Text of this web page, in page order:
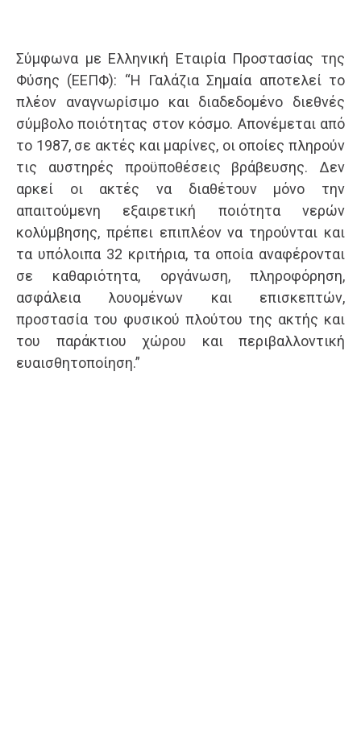
Σύμφωνα με Ελληνική Εταιρία Προστασίας της
Φύσης (ΕΕΠΦ): “Η Γαλάζια Σημαία αποτελεί το
πλέον αναγνωρίσιμο και διαδεδομένο διεθνές
σύμβολο ποιότητας στον κόσμο. Απονέμεται από
το 1987, σε ακτές και μαρίνες, οι οποίες πληρούν
τις αυστηρές προϋποθέσεις βράβευσης. Δεν
αρκεί οι ακτές να διαθέτουν μόνο την
απαιτούμενη εξαιρετική ποιότητα νερών
κολύμβησης, πρέπει επιπλέον να τηρούνται και
τα υπόλοιπα 32 κριτήρια, τα οποία αναφέρονται
σε καθαριότητα, οργάνωση, πληροφόρηση,
ασφάλεια λουομένων και επισκεπτών,
προστασία του φυσικού πλούτου της ακτής και
του παράκτιου χώρου και περιβαλλοντική
ευαισθητοποίηση.”